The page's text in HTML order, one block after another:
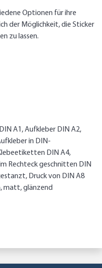
Optionen für ihre
der Möglichkeit, die Sticker
zu lassen.
A1, Aufkleber DIN A2,
in DIN-
DIN A4,
Rechteck geschnitten DIN
Druck von DIN A8
matt, glänzend